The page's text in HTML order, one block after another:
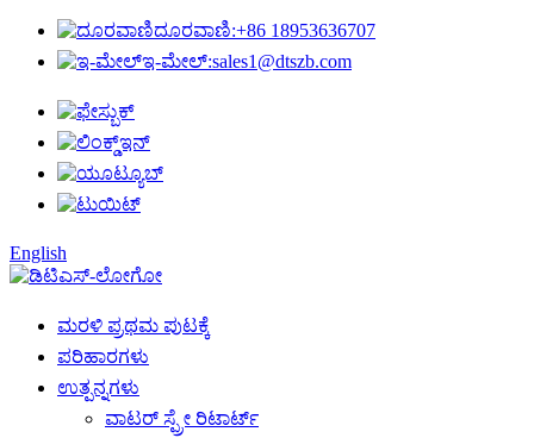
ದೂರವಾಣಿ:+86 18953636707
ಇ-ಮೇಲ್:sales1@dtszb.com
English
ಮರಳಿ ಪ್ರಥಮ ಪುಟಕ್ಕೆ
ಪರಿಹಾರಗಳು
ಉತ್ಪನ್ನಗಳು
ವಾಟರ್ ಸ್ಪ್ರೇ ರಿಟಾರ್ಟ್